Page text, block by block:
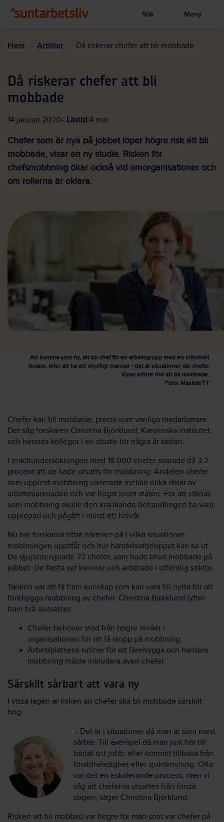
till
Visa sökruta
Sök Meny
Hem Artiklar Då riskerar chefer att bli mobbade
Då riskerar chefer att bli
mobbade
14 januari 2020 Lästid:4 min
Chefer som är nya på jobbet löper högre risk att bli
mobbade, visar en ny studie. Risken för
chefsmobbning ökar också vid omorganisationer och
om rollerna är oklara.
Att komma som ny, att bli chef för en arbetsgrupp med en informell
ledare, eller att ha ett otydligt mandat - det är situationer där chefer
löper större risk att bli mobbade.
Foto: Maskot/TT
Chefer kan bli mobbade, precis som vanliga medarbetare.
Det såg forskaren Christina Björklund, Karolinska institutet,
och hennes kollegor i en studie för några år sedan.
I enkätundersökningen med 18 000 chefer svarade då 3,2
procent att de hade utsatts för mobbning. Andelen chefer
som upplevt mobbning varierade mellan olika delar av
arbetsmarknaden och var högst inom staten. För att räknas
som mobbning skulle den kränkande behandlingen ha varit
upprepad och pågått i minst ett halvår.
Nu har forskarna tittat närmare på i vilka situationer
mobbningen uppstår och hur händelseförloppet kan se ut.
De djupintervjuade 22 chefer, som hade blivit mobbade på
jobbet. De flesta var kvinnor och arbetade i offentlig sektor.
Tanken var att få fram kunskap som kan vara till nytta för att
förebygga mobbning av chefer. Christina Björklund lyfter
fram två slutsatser:
Chefer behöver stöd från högre nivåer i
organisationen för att få stopp på mobbning.
Arbetsplatsens rutiner för att förebygga och hantera
mobbning måste inkludera även chefer.
Särskilt sårbart att vara ny
I vissa lägen är risken att chefer ska bli mobbade särskilt
hög.
– Det är i situationer då man är som mest
sårbar. Till exempel då man just har till
börjat sitt jobb, eller kommit tillbaka från
föräldraledighet eller sjukskrivning. Ofta
var det en eskalerande process, men vi
såg att cheferna utsattes från första
dagen, säger Christina Björklund.
Risken att bli mobbad var högre för män som var chefer på